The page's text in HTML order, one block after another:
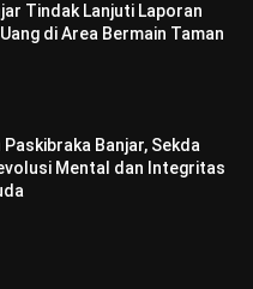
Tindak Lanjuti Laporan
di Area Bermain Taman
Paskibraka Banjar, Sekda
Mental dan Integritas